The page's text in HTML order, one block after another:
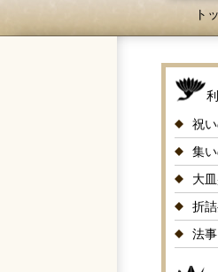
ト
祝
集
大
折
法